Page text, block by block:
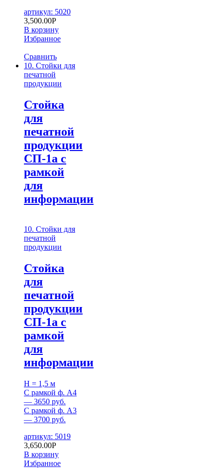
артикул: 5020
3,500.00Р
В корзину
Избранное
Сравнить
10. Стойки для
печатной
продукции
Стойка
для
печатной
продукции
СП-1а с
рамкой
для
информации
10. Стойки для
печатной
продукции
Стойка
для
печатной
продукции
СП-1а с
рамкой
для
информации
H = 1,5 м
С рамкой ф. А4
— 3650 руб.
С рамкой ф. А3
— 3700 руб.
артикул: 5019
3,650.00Р
В корзину
Избранное